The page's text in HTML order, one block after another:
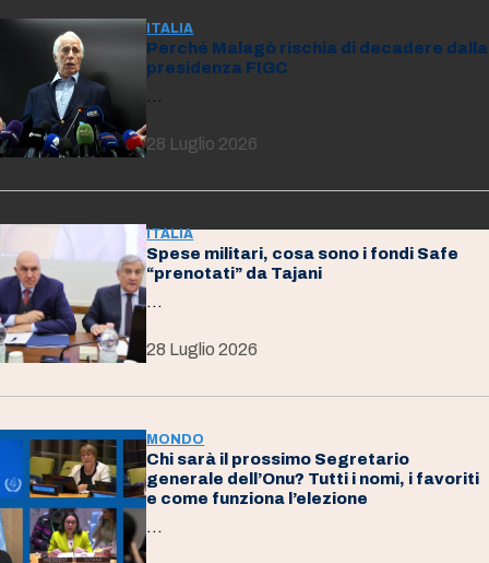
ITALIA
Perché Malagò rischia di decadere dalla
presidenza FIGC
28 Luglio 2026
ITALIA
Spese militari, cosa sono i fondi Safe
“prenotati” da Tajani
…
28 Luglio 2026
MONDO
Chi sarà il prossimo Segretario
generale dell’Onu? Tutti i nomi, i favoriti
e come funziona l’elezione
…